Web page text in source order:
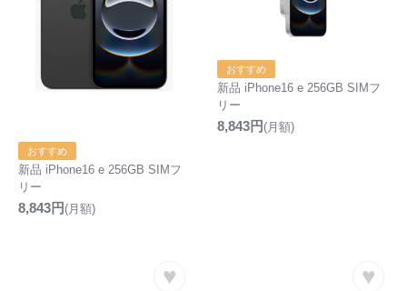
おすすめ
新品 iPhone16 e 256GB SIMフ
リー
8,843円(月額)
おすすめ
新品 iPhone16 e 256GB SIMフ
リー
8,843円(月額)
♥ ♥